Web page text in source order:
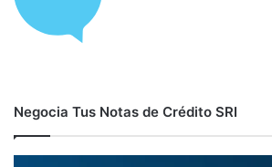
Negocia Tus Notas de Crédito SRI